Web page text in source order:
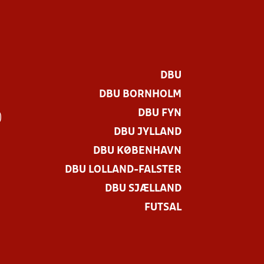
DBU
DBU BORNHOLM
DBU FYN
DBU JYLLAND
DBU KØBENHAVN
DBU LOLLAND-FALSTER
DBU SJÆLLAND
FUTSAL